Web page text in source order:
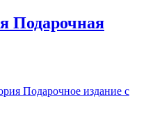
Подарочная